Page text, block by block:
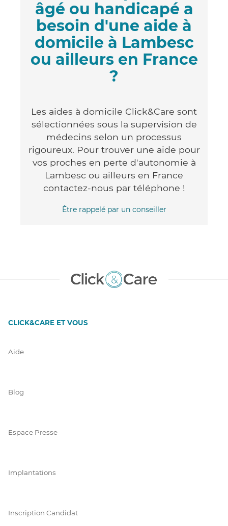
âgé ou handicapé a
besoin d'une aide à
domicile à Lambesc
ou ailleurs en France
?
Les aides à domicile Click&Care sont
sélectionnées sous la supervision de
médecins selon un processus
rigoureux. Pour trouver une aide pour
vos proches en perte d'autonomie à
Lambesc ou ailleurs en France
contactez-nous par téléphone !
Être rappelé par un conseiller
CLICK&CARE ET VOUS
Aide
Blog
Espace Presse
Implantations
Inscription Candidat